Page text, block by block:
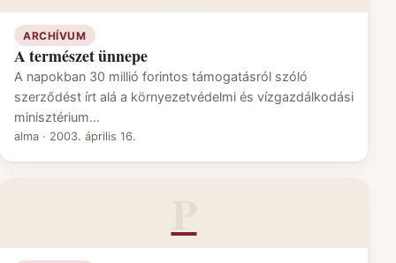
ARCHÍVUM
A természet ünnepe
A napokban 30 millió forintos támogatásról szóló
szerződést írt alá a környezetvédelmi és vízgazdálkodási
minisztérium…
alma · 2003. április 16.